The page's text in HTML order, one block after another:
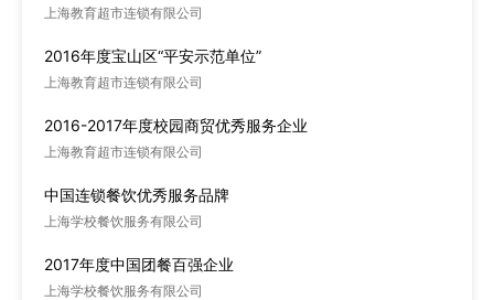
上海教育超市连锁有限公司
2016年度宝山区“平安示范单位”
上海教育超市连锁有限公司
2016-2017年度校园商贸优秀服务企业
上海教育超市连锁有限公司
中国连锁餐饮优秀服务品牌
上海学校餐饮服务有限公司
2017年度中国团餐百强企业
上海学校餐饮服务有限公司